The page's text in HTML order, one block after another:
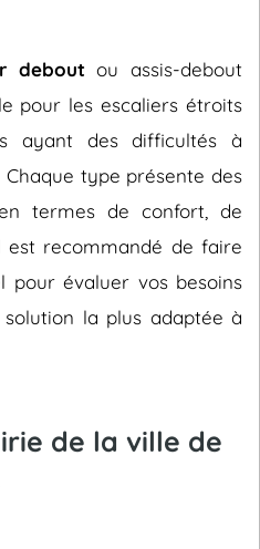
debout ou assis-debout
pour les escaliers étroits
ayant des difficultés à
Chaque type présente des
termes de confort, de
recommandé de faire
pour évaluer vos besoins
la plus adaptée à
de la ville de